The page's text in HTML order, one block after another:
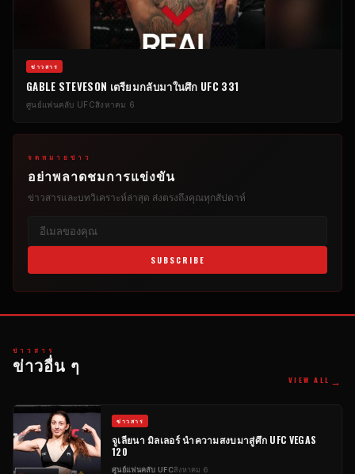
ข่าวสาร
GABLE STEVESON เตรียมกลับมาในศึก UFC 331
ศูนย์แฟนคลับ UFCสิงหาคม 6
จดหมายข่าว
อย่าพลาดชมการแข่งขัน
ข่าวสารและบทวิเคราะห์ล่าสุด ส่งตรงถึงคุณทุกสัปดาห์
SUBSCRIBE
ข่าวสาร
ข่าวอื่น ๆ
VIEW ALL →
ข่าวสาร
จูเลียนา มิลเลอร์ นำความสงบมาสู่ศึก UFC VEGAS
120
ศูนย์แฟนคลับ UFCสิงหาคม 6